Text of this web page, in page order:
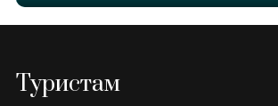
Туристам